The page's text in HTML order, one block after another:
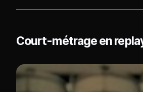
Court-métrage en